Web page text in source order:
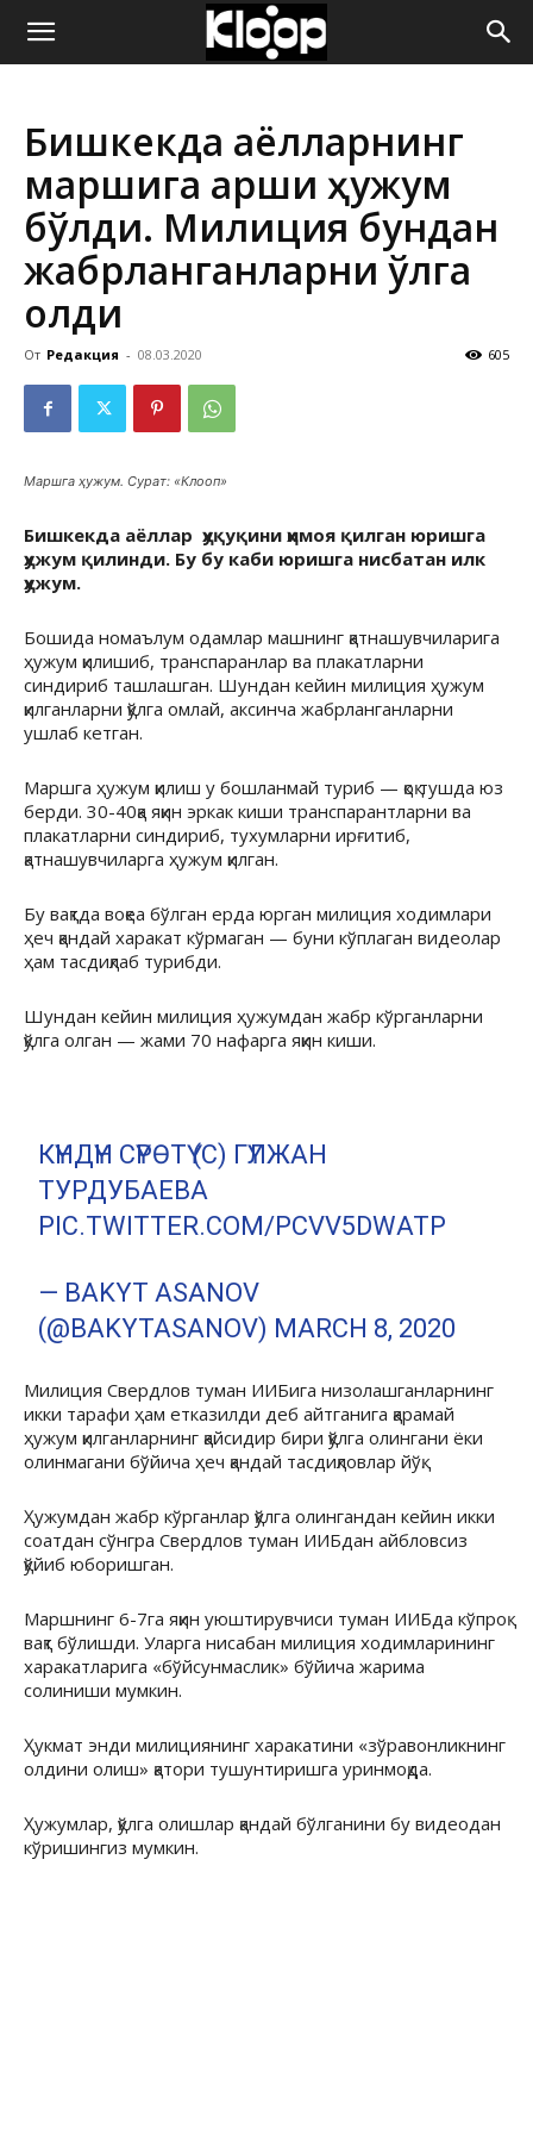
ҚИРҒИЗИСТОН
ЯНГИЛИКЛАРИ
Бишкекда аёлларнинг
маршига қарши ҳужум
бўлди. Милиция бундан
жабрланганларни қўлга
олди
От Редакция - 08.03.2020 605
Маршга ҳужум. Сурат: «Клооп»
Бишкекда аёллар ҳуқуқини ҳимоя қилган юришга
ҳужум қилинди. Бу бу каби юришга нисбатан илк
ҳужум.
Бошида номаълум одамлар машнинг қатнашувчиларига
ҳужум қилишиб, транспаранлар ва плакатларни
синдириб ташлашган. Шундан кейин милиция ҳужум
қилганларни қўлга омлай, аксинча жабрланганларни
ушлаб кетган.
Маршга ҳужум қилиш у бошланмай туриб — қоқ тушда юз
берди. 30-40қа яқин эркак киши транспарантларни ва
плакатларни синдириб, тухумларни ирғитиб,
қатнашувчиларга ҳужум қилган.
Бу вақтда воқеа бўлган ерда юрган милиция ходимлари
ҳеч қандай харакат кўрмаган — буни кўплаган видеолар
ҳам тасдиқлаб турибди.
Шундан кейин милиция ҳужумдан жабр кўрганларни
қўлга олган — жами 70 нафарга яқин киши.
КҮНДҮН СҮРӨТҮ (С) ГҮЛЖАН
ТУРДУБАЕВА
PIC.TWITTER.COM/PCVV5DWATP
— BAKYT ASANOV
(@BAKYTASANOV) MARCH 8, 2020
Милиция Свердлов туман ИИБига низолашганларнинг
икки тарафи ҳам етказилди деб айтганига қарамай
ҳужум қилганларнинг қайсидир бири қўлга олингани ёки
олинмагани бўйича ҳеч қандай тасдиқловлар йўқ.
Ҳужумдан жабр кўрганлар қўлга олингандан кейин икки
соатдан сўнгра Свердлов туман ИИБдан айбловсиз
қўйиб юборишган.
Маршнинг 6-7га яқин уюштирувчиси туман ИИБда кўпроқ
вақт бўлишди. Уларга нисабан милиция ходимларининг
харакатларига «бўйсунмаслик» бўйича жарима
солиниши мумкин.
Ҳукмат энди милициянинг харакатини «зўравонликнинг
олдини олиш» қатори тушунтиришга уринмоқда.
Ҳужумлар, қўлга олишлар қандай бўлганини бу видеодан
кўришингиз мумкин.